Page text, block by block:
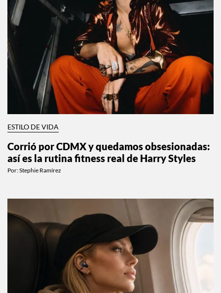
ESTILO DE VIDA
Corrió por CDMX y quedamos obsesionadas:
así es la rutina fitness real de Harry Styles
Por:Stephie Ramírez